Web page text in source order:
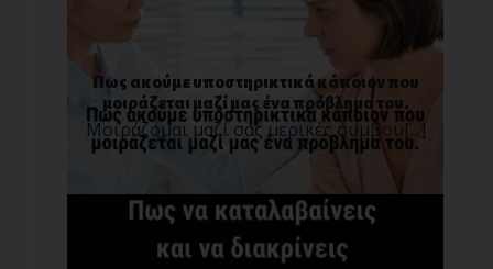
Πως ακούμε υποστηρικτικά κάποιον που
μοιράζεται μαζί μας ένα πρόβλημα του.
Μοιράζομαι μαζί σας μερικές συμβου[...]